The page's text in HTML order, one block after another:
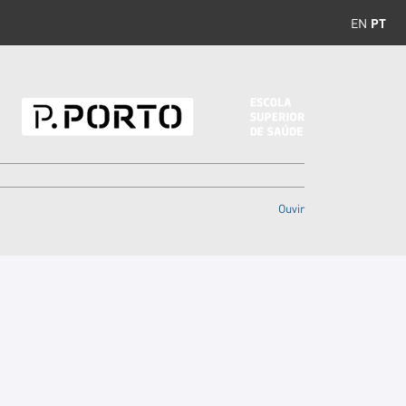
EN PT
Ouvir